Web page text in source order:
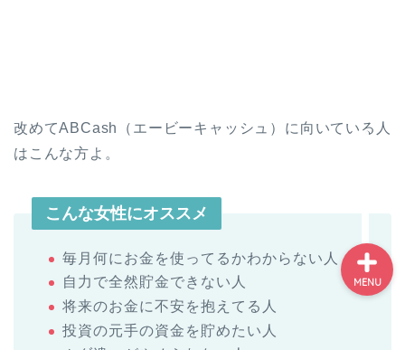
改めてABCash（エービーキャッシュ）に向いている人
はこんな方よ。
こんな女性にオススメ
毎月何にお金を使ってるかわからない人
自力で全然貯金できない人
将来のお金に不安を抱えてる人
投資の元手の資金を貯めたい人
MENU
NISA記事まとめ-NISAで